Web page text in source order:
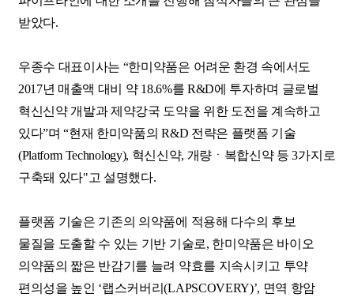
받았다.
우종수 대표이사는 “한미약품은 어려운 환경 속에서도
2017년 매출액 대비 약 18.6%를 R&D에 투자하며 글로벌
혁신신약 개발과 제약강국 도약을 위한 도전을 계속하고
있다”며 “현재 한미약품의 R&D 전략은 플랫폼 기술
(Platform Technology), 혁신신약, 개량ㆍ복합신약 등 3가지로
구축돼 있다"고 설명했다.
플랫폼 기술은 기존의 의약품에 적용해 다수의 후보
물질을 도출할 수 있는 기반 기술로, 한미약품은 바이오
의약품의 짧은 반감기를 늘려 약효를 지속시키고 투약
편의성을 높인 ‘랩스커버리(LAPSCOVERY)’, 면역 항암